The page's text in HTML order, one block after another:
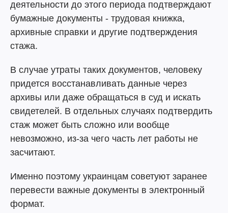
деятельности до этого периода подтверждают
бумажные документы - трудовая книжка,
архивные справки и другие подтверждения
стажа.
В случае утраты таких документов, человеку
придется восстанавливать данные через
архивы или даже обращаться в суд и искать
свидетелей. В отдельных случаях подтвердить
стаж может быть сложно или вообще
невозможно, из-за чего часть лет работы не
засчитают.
Именно поэтому украинцам советуют заранее
перевести важные документы в электронный
формат.